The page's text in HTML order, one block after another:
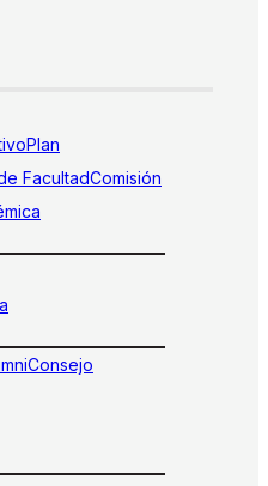
Plan
FacultadComisión
Consejo